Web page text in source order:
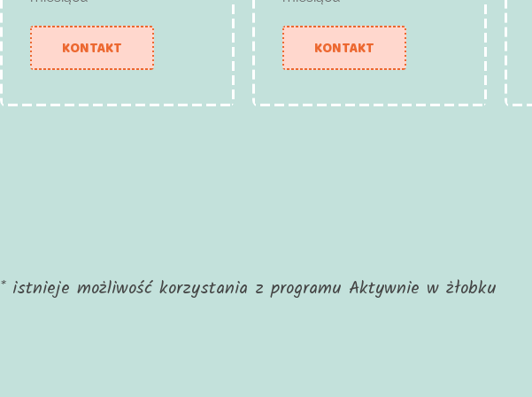
KONTAKT KONTAKT
* istnieje możliwość korzystania z programu Aktywnie w żłobku